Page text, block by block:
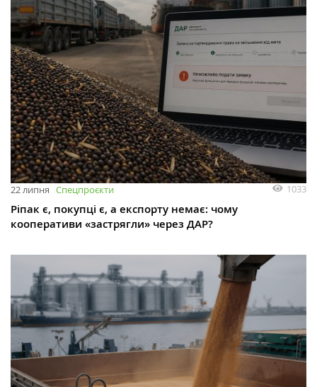
22 липня Спецпроєкти 1033
Ріпак є, покупці є, а експорту немає: чому
кооперативи «застрягли» через ДАР?